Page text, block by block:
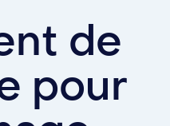
de
pour